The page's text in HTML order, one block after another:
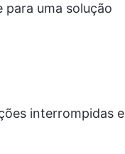
para uma solução
interrompidas e